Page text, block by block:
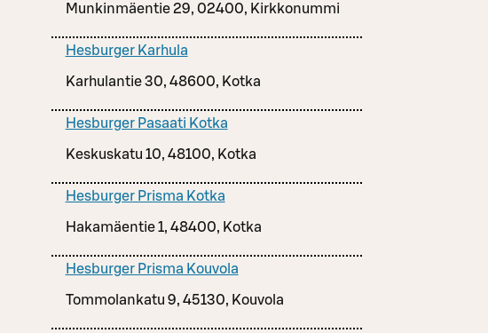
Munkinmäentie 29, 02400, Kirkkonummi
Hesburger Karhula
Karhulantie 30, 48600, Kotka
Hesburger Pasaati Kotka
Keskuskatu 10, 48100, Kotka
Hesburger Prisma Kotka
Hakamäentie 1, 48400, Kotka
Hesburger Prisma Kouvola
Tommolankatu 9, 45130, Kouvola